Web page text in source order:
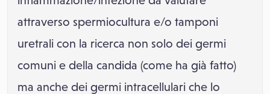
attraverso spermiocultura e/o tamponi
uretrali con la ricerca non solo dei germi
comuni e della candida (come ha già fatto)
ma anche dei germi intracellulari che lo